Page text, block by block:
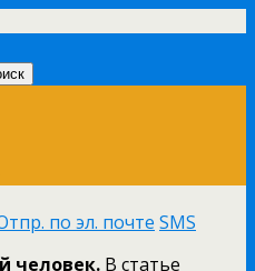
по эл. почте SMS
человек. В статье